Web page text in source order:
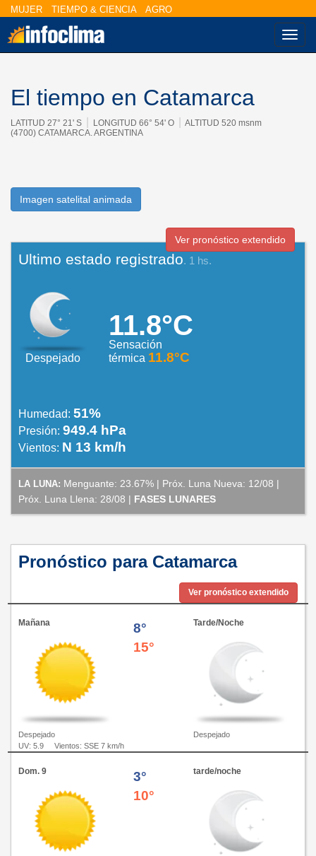
MUJER TIEMPO & CIENCIA AGRO
El tiempo en Catamarca
LATITUD 27° 21' S LONGITUD 66° 54' O
ALTITUD 520 msnm
(4700) CATAMARCA. ARGENTINA
Imagen satelital animada
Ver pronóstico extendido
Ultimo estado registrado. 1 hs.
Despejado
11.8°C
Sensación
térmica 11.8°C
Humedad: 51%
Presión: 949.4 hPa
Vientos: N 13 km/h
LA LUNA: Menguante: 23.67% | Próx. Luna Nueva: 12/08 |
Próx. Luna Llena: 28/08 | FASES LUNARES
Pronóstico para Catamarca
Ver pronóstico extendido
Mañana
Despejado
8°
15°
Tarde/Noche
Despejado
UV: 5.9
Vientos: SSE 7 km/h
Dom. 9
3°
10°
tarde/noche